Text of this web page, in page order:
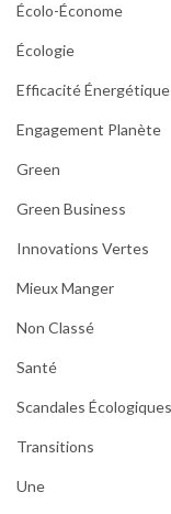
Écolo-Économe
Écologie
Efficacité Énergétique
Engagement Planète
Green
Green Business
Innovations Vertes
Mieux Manger
Non Classé
Santé
Scandales Écologiques
Transitions
Une